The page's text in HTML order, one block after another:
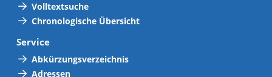
Volltextsuche
Chronologische Übersicht
Service
Abkürzungsverzeichnis
Adressen